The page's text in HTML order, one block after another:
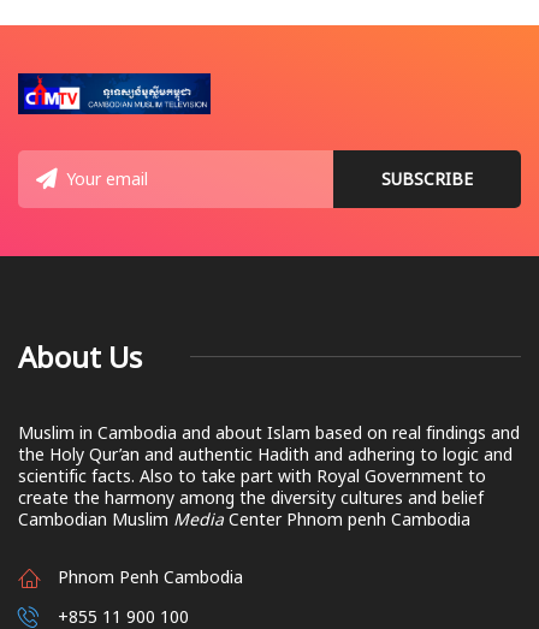
About Us
Muslim in Cambodia and about Islam based on real findings and
the Holy Qur’an and authentic Hadith and adhering to logic and
scientific facts. Also to take part with Royal Government to
create the harmony among the diversity cultures and belief
Cambodian Muslim Media Center Phnom penh Cambodia
Phnom Penh Cambodia
+855 11 900 100